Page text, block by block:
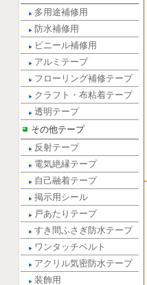
多用途補修用
防水補修用
ビニール補修用
アルミテープ
フローリング補修テープ
クラフト・布粘着テープ
透明テープ
その他テープ
反射テープ
電気絶縁テープ
自己融着テープ
掲示用シール
戸あたりテープ
すき間ふさぎ防水テープ
ワンタッチベルト
アクリル気密防水テープ
装飾用